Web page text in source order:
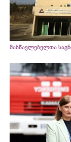
მასწავლებელთა